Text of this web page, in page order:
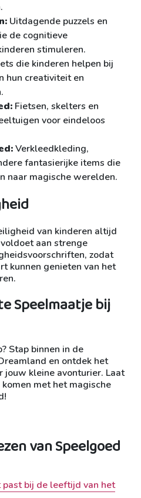
Uitdagende puzzels en
de cognitieve
stimuleren.
die kinderen helpen bij
hun creativiteit en
Fietsen, skelters en
voor eindeloos
Verkleedkleding,
fantasierijke items die
naar magische werelden.
van kinderen altijd
aan strenge
zodat
kunnen genieten van het
Speelmaatje bij
Stap binnen in de
en ontdek het
jouw kleine avonturier. Laat
met het magische
van Speelgoed
bij de leeftijd van het